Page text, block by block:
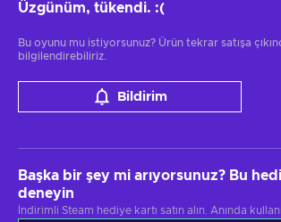
Üzgünüm, tükendi. :(
Bu oyunu mu istiyorsunuz? Ürün tekrar satışa
bilgilendirebiliriz.
Bildirim
Başka bir şey mi arıyorsunuz? Bu
deneyin
İndirimli Steam hediye kartı satın alın. Anında